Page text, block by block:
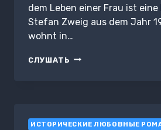
dem Leben einer Frau ist eine
Stefan Zweig aus dem Jahr
wohnt in…
СЛУШАТЬ VIERUNDZWANZIG
FRAU
ИСТОРИЧЕСКИЕ ЛЮБОВНЫЕ